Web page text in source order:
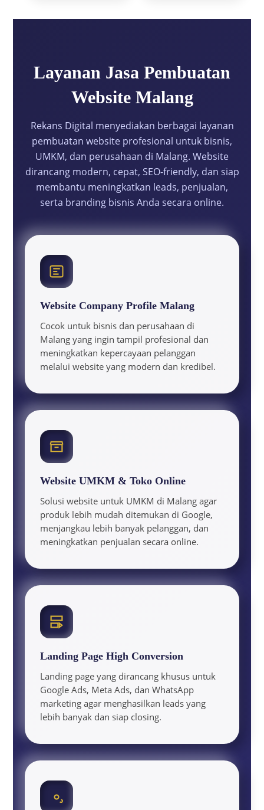
Layanan Jasa Pembuatan
Website Malang
Rekans Digital menyediakan berbagai layanan
pembuatan website profesional untuk bisnis,
UMKM, dan perusahaan di Malang. Website
dirancang modern, cepat, SEO-friendly, dan siap
membantu meningkatkan leads, penjualan,
serta branding bisnis Anda secara online.
Website Company Profile Malang
Cocok untuk bisnis dan perusahaan di
Malang yang ingin tampil profesional dan
meningkatkan kepercayaan pelanggan
melalui website yang modern dan kredibel.
Website UMKM & Toko Online
Solusi website untuk UMKM di Malang agar
produk lebih mudah ditemukan di Google,
menjangkau lebih banyak pelanggan, dan
meningkatkan penjualan secara online.
Landing Page High Conversion
Landing page yang dirancang khusus untuk
Google Ads, Meta Ads, dan WhatsApp
marketing agar menghasilkan leads yang
lebih banyak dan siap closing.